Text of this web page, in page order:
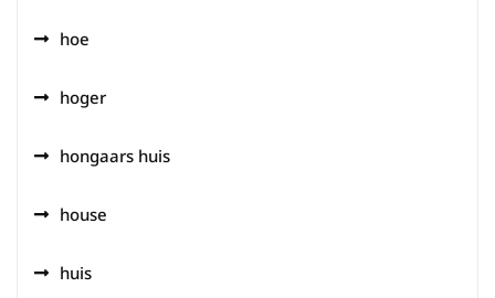
hoe
hoger
hongaars huis
house
huis